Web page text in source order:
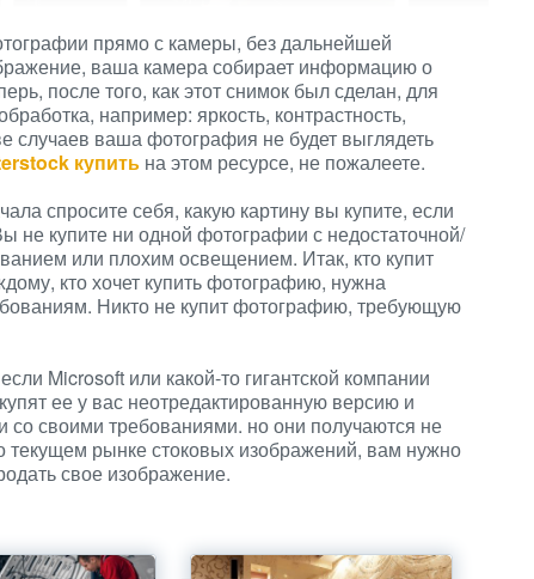
прямо с камеры, без дальнейшей
ваша камера собирает информацию о
после того, как этот снимок был сделан, для
например: яркость, контрастность,
случаев ваша фотография не будет выглядеть
купить на этом ресурсе, не пожалеете.
спросите себя, какую картину вы купите, если
не купите ни одной фотографии с недостаточной/
или плохим освещением. Итак, кто купит
кто хочет купить фотографию, нужна
Никто не купит фотографию, требующую
Microsoft или какой-то гигантской компании
ее у вас неотредактированную версию и
со своими требованиями. но они получаются не
рынке стоковых изображений, вам нужно
свое изображение.